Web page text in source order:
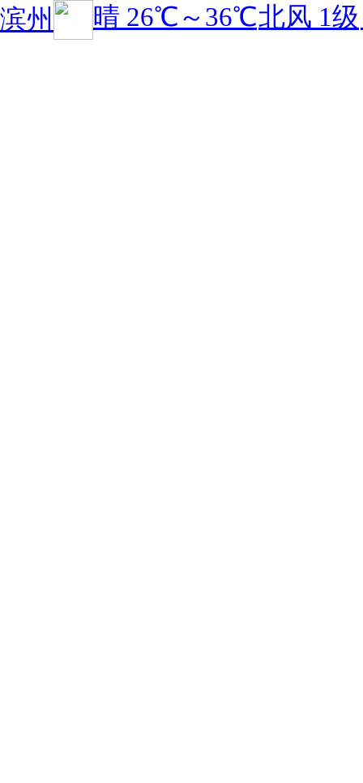
滨州 晴 26℃～ 36℃北风 1级